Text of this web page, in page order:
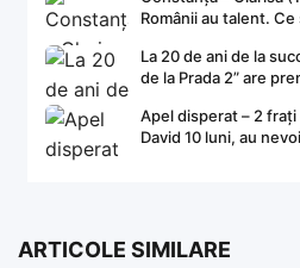
Românii au talent.
La 20 de ani de la
de la Prada 2” are
Apel disperat – 2
David 10 luni, au
ARTICOLE SIMILARE